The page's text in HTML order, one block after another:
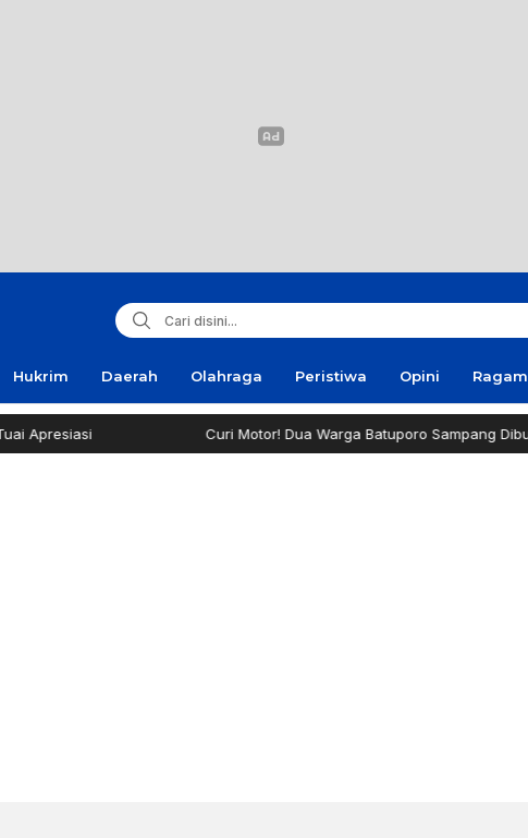
Hukrim Daerah Olahraga Peristiwa Opini Ragam
Curi Motor! Dua Warga Batuporo Sampang Dibui